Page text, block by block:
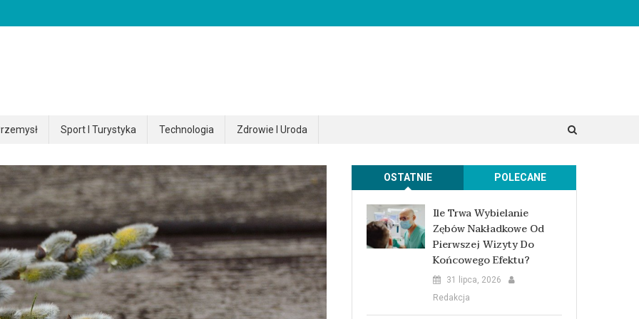
Sport I Turystyka Technologia Zdrowie I Uroda
OSTATNIE POLECANE
Ile Trwa Wybielanie
Zębów Nakładkowe Od
Pierwszej Wizyty Do
Końcowego Efektu?
31 lipca, 2026
Redakcja